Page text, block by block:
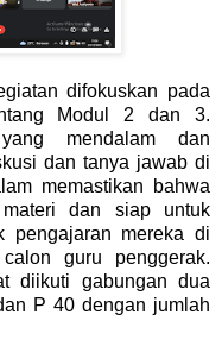
difokuskan pada
Modul 2 dan 3.
mendalam dan
dan tanya jawab di
memastikan bahwa
materi dan siap untuk
pengajaran mereka di
guru penggerak.
diikuti gabungan dua
P 40 dengan jumlah